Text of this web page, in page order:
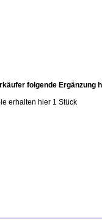
folgende Ergänzung
erhalten hier 1 Stück